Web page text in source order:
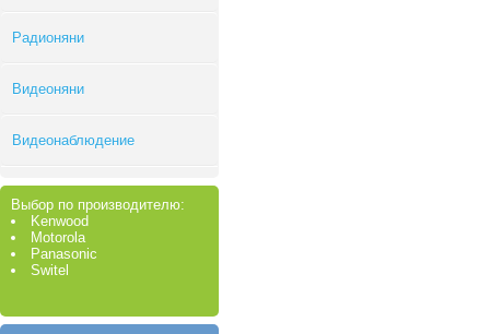
Радионяни
Видеоняни
Видеонаблюдение
Выбор по производителю:
Kenwood
Motorola
Panasonic
Switel